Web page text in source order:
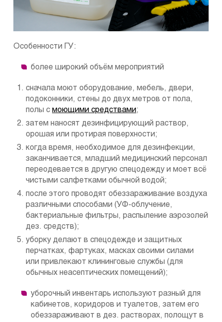
Особенности ГУ:
более широкий объём мероприятий
сначала моют оборудование, мебель, двери,
подоконники, стены до двух метров от пола,
полы с моющими средствами;
затем наносят дезинфицирующий раствор,
орошая или протирая поверхности;
когда время, необходимое для дезинфекции,
заканчивается, младший медицинский персонал
переодевается в другую спецодежду и моет всё
чистыми салфетками обычной водой;
после этого проводят обеззараживание воздуха
различными способами (УФ-облучение,
бактериальные фильтры, распыление аэрозолей
дез. средств);
уборку делают в спецодежде и защитных
перчатках, фартуках, масках своими силами
или привлекают клининговые службы (для
обычных неасептических помещений);
уборочный инвентарь используют разный для
кабинетов, коридоров и туалетов, затем его
обеззараживают в дез. растворах, полощут в